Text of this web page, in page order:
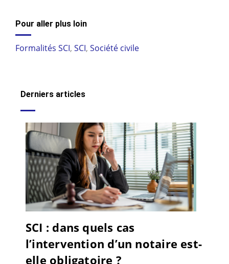
Pour aller plus loin
Formalités SCI, SCI, Société civile
Derniers articles
SCI : dans quels cas
l’intervention d’un notaire est-
elle obligatoire ?